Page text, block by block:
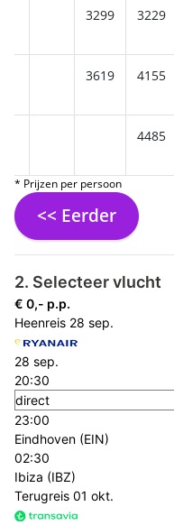
3299 3229
3619 4155
4485
* Prijzen per persoon
<< Eerder
2. Selecteer vlucht
€ 0,- p.p.
Heenreis 28 sep.
28 sep.
20:30
direct
23:00
Eindhoven (EIN)
02:30
Ibiza (IBZ)
Terugreis 01 okt.